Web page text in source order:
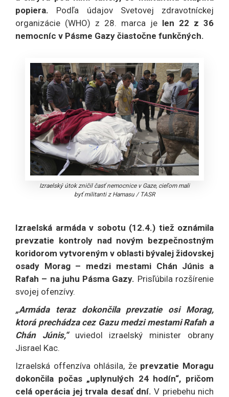
popiera. Podľa údajov Svetovej zdravotníckej
organizácie (WHO) z 28. marca je len 22 z 36
nemocníc v Pásme Gazy čiastočne funkčných.
Izraelský útok zničil časť nemocnice v Gaze, cieľom mali
byť militanti z Hamasu/ TASR
Izraelská armáda v sobotu (12.4.) tiež oznámila
prevzatie kontroly nad novým bezpečnostným
koridorom vytvoreným v oblasti bývalej židovskej
osady Morag – medzi mestami Chán Júnis a
Rafah – na juhu Pásma Gazy. Prisľúbila rozšírenie
svojej ofenzívy.
„Armáda teraz dokončila prevzatie osi Morag,
ktorá prechádza cez Gazu medzi mestami Rafah a
Chán Júnis,“uviedol izraelský minister obrany
Jisrael Kac.
Izraelská offenzíva ohlásila, že prevzatie Moragu
dokončila počas „uplynulých 24 hodín“, pričom
celá operácia jej trvala desať dní. V priebehu nich